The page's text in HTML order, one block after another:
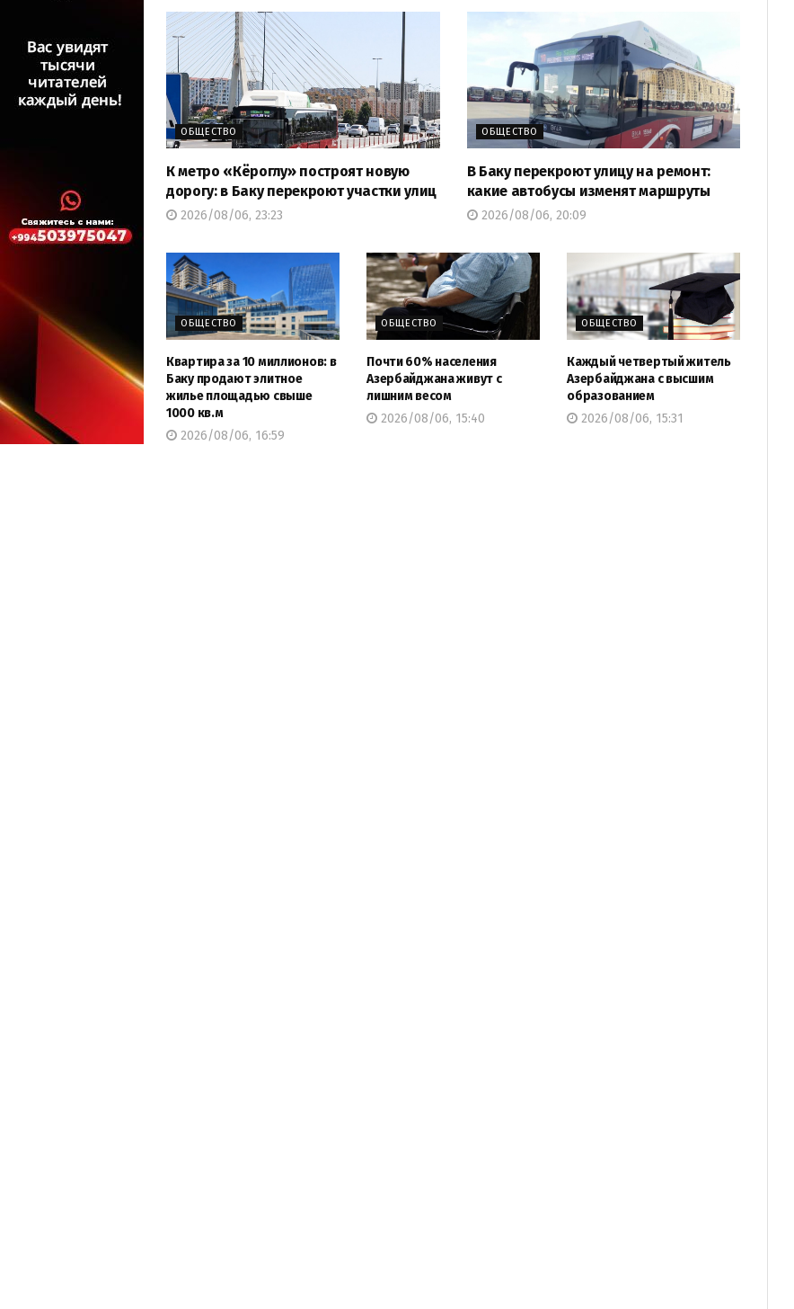
ОБЩЕСТВО
К метро «Кёроглу» построят новую
дорогу: в Баку перекроют участки улиц
2026/08/06, 23:23
ОБЩЕСТВО
В Баку перекроют улицу на ремонт:
какие автобусы изменят маршруты
2026/08/06, 20:09
ОБЩЕСТВО
Квартира за 10 миллионов: в
Баку продают элитное
жилье площадью свыше
1000 кв.м
2026/08/06, 16:59
ОБЩЕСТВО
Почти 60% населения
Азербайджана живут с
лишним весом
2026/08/06, 15:40
ОБЩЕСТВО
Каждый четвертый житель
Азербайджана с высшим
образованием
2026/08/06, 15:31